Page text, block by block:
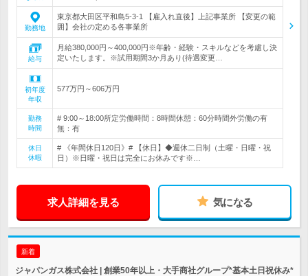
勤務地
東京都大田区平和島5-3-1 【雇入れ直後】上記事業所 【変更の範
囲】会社の定める各事業所
給与
月給380,000円～400,000円※年齢・経験・スキルなどを考慮し決
定いたします。※試用期間3か月あり(待遇変更…
初年度
年収
577万円～606万円
勤務
時間
# 9:00～18:00所定労働時間：8時間休憩：60分時間外労働の有
無：有
休日
休暇
# 《年間休日120日》# 【休日】◆週休二日制（土曜・日曜・祝
日）※日曜・祝日は完全にお休みです※…
求人詳細を見る 気になる
新着
ジャパンガス株式会社 | 創業50年以上・大手商社グループ*基本土日祝休み*